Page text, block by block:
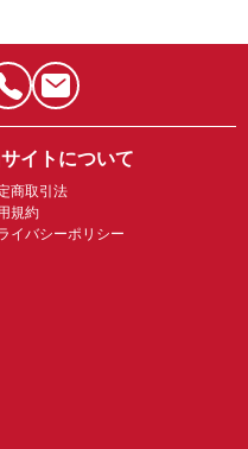
イトについて
商取引法
規約
イバシーポリシー